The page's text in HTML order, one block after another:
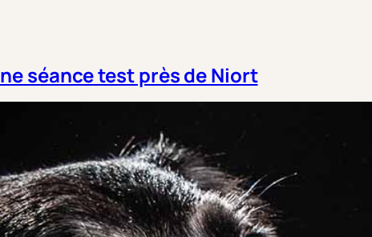
séance test près de Niort